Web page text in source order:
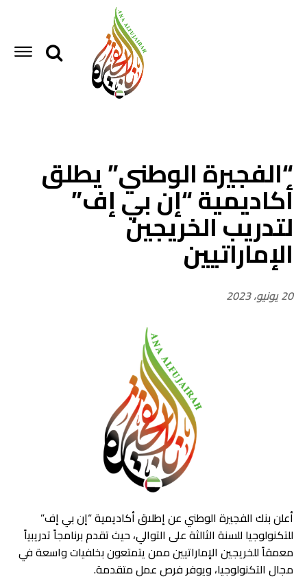
“الفجيرة الوطني” يطلق
أكاديمية “إن بي إف”
لتدريب الخريجين
الإماراتيين
20 يونيو، 2023
أعلن بنك الفجيرة الوطني عن إطلاق أكاديمية “إن بي إف”
للتكنولوجيا للسنة الثالثة على التوالي، حيث تقدم برنامجاً تدريبياً
معمقاً للخريجين الإماراتيين ممن يتمتعون بخلفيات واسعة في
مجال التكنولوجيا، ويوفر فرص عمل متقدمة.